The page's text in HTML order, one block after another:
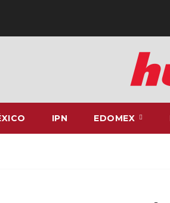
IPN EDOMEX